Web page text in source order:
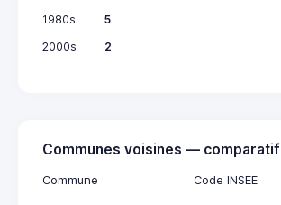
1980s
5
2000s
2
Communes voisines — comparatif
Commune Code INSEE